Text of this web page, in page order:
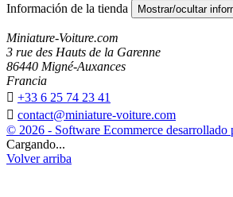
Información de la tienda Mostrar/ocultar
Miniature-Voiture.com
3 rue des Hauts de la Garenne
86440 Migné-Auxances
Francia
 +33 6 25 74 23 41
 contact@miniature-voiture.com
© 2026 - Software Ecommerce
Cargando...
Volver arriba